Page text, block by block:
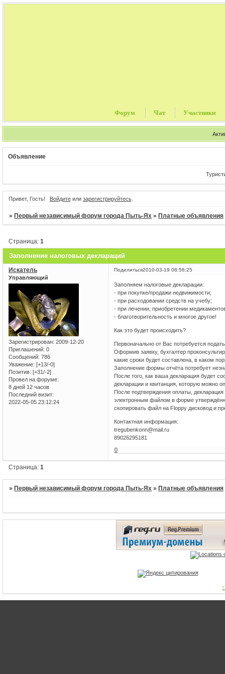
Форум Чат Участники
Объявление
Привет, Гость! Войдитеили зарегистрируйтесь.
»Первый независимый форум города Пыть-Ях »Платные объявления
Заполнение налоговых деклараций
Страница:1
Поделиться2010-03-19 08:56:25
Искатель
Управляющий
Зарегистрирован: 2009-12-20
Приглашений: 0
Сообщений: 786
Уважение: [+13/-0]
Позитив: [+31/-2]
Провел на форуме:
8 дней 12 часов
Последний визит:
2022-05-05 23:12:24
Заполняем налоговые декларации:
- при покупке/продажи недвижимости;
- при расходовании средств на учебу;
- при лечении, приобретении
- благотворительность и многое другое!
Как это будет происходить?
Первоначально от Вас потребуется
Оформив заявку, бухгалтер
какие сроки будет составлена, в каком
Заполнение формы отчёта потребует
После того, как ваша декларация будет
декларации и квитанция, которую можно
После подтверждения оплаты,
электронным файлом в форме
скопировать файл на Floppy дисковод и
Контактная информация:
tregubenkonn@mail.ru
89026295181
0
Страница:1
» Первый независимый форум города Пыть-Ях » Платные объявления